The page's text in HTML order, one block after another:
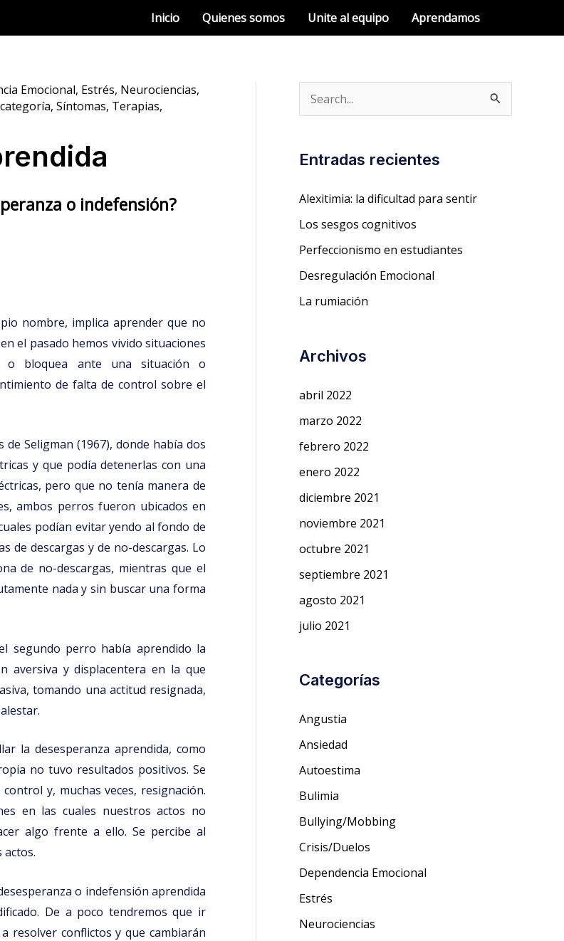
Inicio Quienes somos Unite al equipo Aprendamos
Emocional, Estrés, Neurociencias,
, Síntomas, Terapias,
o indefensión?
nombre, implica aprender que no
el pasado hemos vivido situaciones
o bloquea ante una situación o
de falta de control sobre el
Seligman (1967), donde había dos
y que podía detenerlas con una
pero que no tenía manera de
ambos perros fueron ubicados en
podían evitar yendo al fondo de
de descargas y de no-descargas. Lo
de no-descargas, mientras que el
nada y sin buscar una forma
segundo perro había aprendido la
aversiva y displacentera en la que
tomando una actitud resignada,
la desesperanza aprendida, como
no tuvo resultados positivos. Se
y, muchas veces, resignación.
en las cuales nuestros actos no
algo frente a ello. Se percibe al
o indefensión aprendida
De a poco tendremos que ir
resolver conflictos y que cambiarán
c
a
r
:
Entradas recientes
Alexitimia: la dificultad para sentir
Los sesgos cognitivos
Perfeccionismo en estudiantes
Desregulación Emocional
La rumiación
Archivos
abril 2022
marzo 2022
febrero 2022
enero 2022
diciembre 2021
noviembre 2021
octubre 2021
septiembre 2021
agosto 2021
julio 2021
Categorías
Angustia
Ansiedad
Autoestima
Bulimia
Bullying/Mobbing
Crisis/Duelos
Dependencia Emocional
Estrés
Neurociencias